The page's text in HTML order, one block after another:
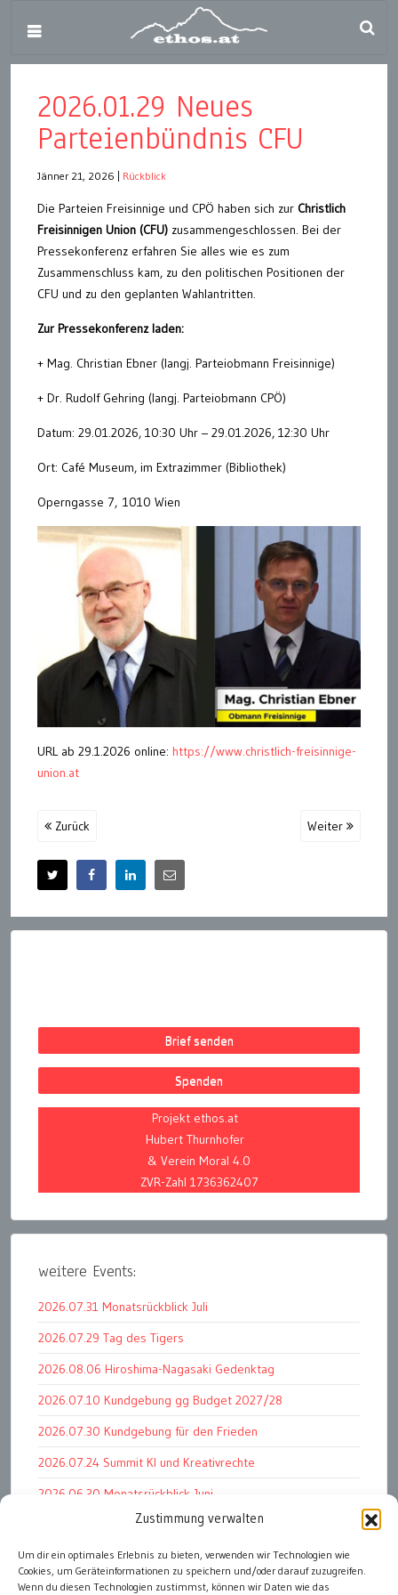
Zustimmung verwalten
Um dir ein optimales Erlebnis zu bieten, verwenden wir Technologien wie
Cookies, um Geräteinformationen zu speichern und/oder darauf zuzugreifen.
Wenn du diesen Technologien zustimmst, können wir Daten wie das
2026.01.29 Neues
Parteienbündnis CFU
Jänner 21, 2026 Rückblick
Die Parteien Freisinnige und CPÖ haben sich zur Christlich
Freisinnigen Union (CFU) zusammengeschlossen. Bei der
Pressekonferenz erfahren Sie alles wie es zum
Zusammenschluss kam, zu den politischen Positionen der
CFU und zu den geplanten Wahlantritten.
Zur Pressekonferenz laden:
+ Mag. Christian Ebner (langj. Parteiobmann Freisinnige)
+ Dr. Rudolf Gehring (langj. Parteiobmann CPÖ)
Datum: 29.01.2026, 10:30 Uhr – 29.01.2026, 12:30 Uhr
Ort: Café Museum, im Extrazimmer (Bibliothek)
Operngasse 7, 1010 Wien
URL ab 29.1.2026 online: https://www.christlich-freisinnige-
union.at
Zurück Weiter
Brief senden
Spenden
Projekt ethos.at
Hubert Thurnhofer
& Verein Moral 4.0
ZVR-Zahl 1736362407
weitere Events:
2026.07.31 Monatsrückblick Juli
2026.07.29 Tag des Tigers
2026.08.06 Hiroshima-Nagasaki Gedenktag
2026.07.10 Kundgebung gg Budget 2027/28
2026.07.30 Kundgebung für den Frieden
2026.07.24 Summit KI und Kreativrechte
2026.06.30 Monatsrückblick Juni
2026.07.11 Worauf es letztlich ankommt
2026.07.01 Markenwert Studie 2026
2026.07.07 Open Space im Weltmuseum